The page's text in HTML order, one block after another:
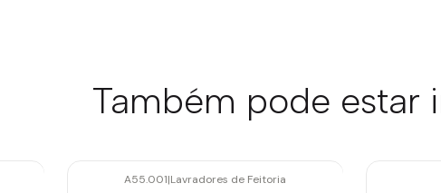
Também pode estar
A55.001|Lavradores de Feitoria